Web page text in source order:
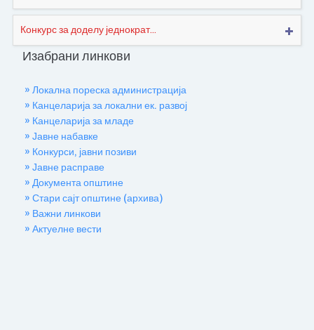
Конкурс за доделу једнократ...
Изабрани линкови
» Локална пореска администрација
» Канцеларија за локални ек. развој
» Канцеларија за младе
» Јавне набавке
» Конкурси, јавни позиви
» Јавне расправе
» Документа општине
» Стари сајт општине (архива)
» Важни линкови
» Актуелне вести